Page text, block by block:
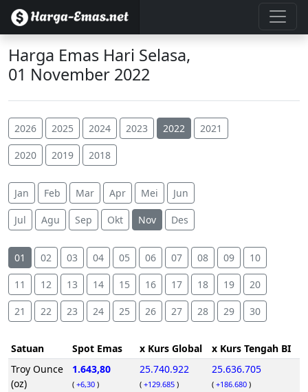
Harga Emas Hari Selasa,
01 November 2022
2026 2025 2024 2023 2022 2021
2020 2019 2018
Jan Feb Mar Apr Mei Jun
Jul Agu Sep Okt Nov Des
01 02 03 04 05 06 07 08 09 10
11 12 13 14 15 16 17 18 19 20
21 22 23 24 25 26 27 28 29 30
Satuan Spot Emas x Kurs Global
x Kurs Tengah BI
Troy Ounce
(oz)
1.643,80
( +6,30 )
25.740.922
( +129.685 )
25.636.705
( +186.680 )